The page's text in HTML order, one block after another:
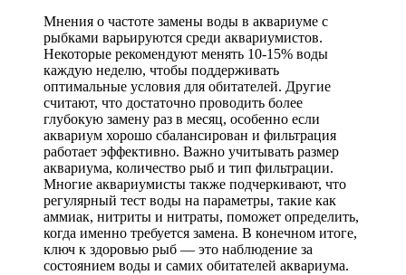
Мнения о частоте замены воды в аквариуме с
рыбками варьируются среди аквариумистов.
Некоторые рекомендуют менять 10-15% воды
каждую неделю, чтобы поддерживать
оптимальные условия для обитателей. Другие
считают, что достаточно проводить более
глубокую замену раз в месяц, особенно если
аквариум хорошо сбалансирован и фильтрация
работает эффективно. Важно учитывать размер
аквариума, количество рыб и тип фильтрации.
Многие аквариумисты также подчеркивают, что
регулярный тест воды на параметры, такие как
аммиак, нитриты и нитраты, поможет определить,
когда именно требуется замена. В конечном итоге,
ключ к здоровью рыб — это наблюдение за
состоянием воды и самих обитателей аквариума.